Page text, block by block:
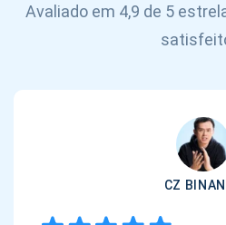
Avaliado em 4,9 de 5
CZ